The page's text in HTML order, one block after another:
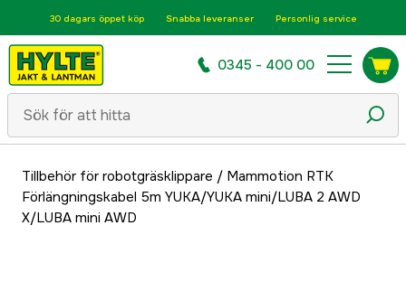
30 dagars öppet köp Snabba leveranser Personlig service
0345 - 400 00
Tillbehör för robotgräsklippare / Mammotion RTK
Förlängningskabel 5m YUKA/YUKA mini/LUBA 2 AWD
X/LUBA mini AWD